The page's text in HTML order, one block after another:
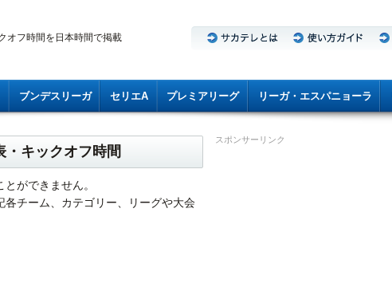
オフ時間を日本時間で掲載
ブンデスリーガ セリエA プレミアリーグ リーガ・エスパニョーラ
キックオフ時間
ができません。
チーム、カテゴリー、リーグや大会
スポンサーリンク